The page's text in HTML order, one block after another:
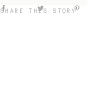
SHARE THIS STORY